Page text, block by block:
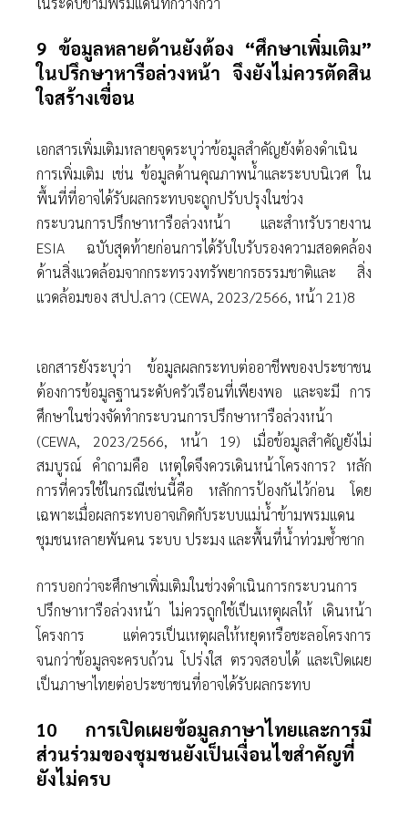
9 ข้อมูลหลายด้านยังต้อง “ศึกษาเพิ่มเติม”
ในปรึกษาหารือล่วงหน้า จึงยังไม่ควรตัดสิน
ใจสร้างเขื่อน
เอกสารเพิ่มเติมหลายจุดระบุว่าข้อมูลสําคัญยังต้องดําเนิน
การเพิ่มเติม เช่น ข้อมูลด้านคุณภาพนํ้าและระบบนิเวศ ใน
พื้นที่ที่อาจได้รับผลกระทบจะถูกปรับปรุงในช่วง
กระบวนการปรึกษาหารือล่วงหน้า และสําหรับรายงาน
ESIA ฉบับสุดท้ายก่อนการได้รับใบรับรองความสอดคล้อง
ด้านสิ่งแวดล้อมจากกระทรวงทรัพยากรธรรมชาติและ สิ่ง
แวดล้อมของ สปป.ลาว (CEWA, 2023/2566, หน้า 21)8
เอกสารยังระบุว่า ข้อมูลผลกระทบต่ออาชีพของประชาชน
ต้องการข้อมูลฐานระดับครัวเรือนที่เพียงพอ และจะมี การ
ศึกษาในช่วงจัดทํากระบวนการปรึกษาหารือล่วงหน้า
(CEWA, 2023/2566, หน้า 19) เมื่อข้อมูลสําคัญยังไม่
สมบูรณ์ คําถามคือ เหตุใดจึงควรเดินหน้าโครงการ? หลัก
การที่ควรใช้ในกรณีเช่นนี้คือ หลักการป้องกันไว้ก่อน โดย
เฉพาะเมื่อผลกระทบอาจเกิดกับระบบแม่นํ้าข้ามพรมแดน
ชุมชนหลายพันคน ระบบ ประมง และพื้นที่นํ้าท่วมซํ้าซาก
การบอกว่าจะศึกษาเพิ่มเติมในช่วงดําเนินการกระบวนการ
ปรึกษาหารือล่วงหน้า ไม่ควรถูกใช้เป็นเหตุผลให้ เดินหน้า
โครงการ แต่ควรเป็นเหตุผลให้หยุดหรือชะลอโครงการ
จนกว่าข้อมูลจะครบถ้วน โปร่งใส ตรวจสอบได้ และเปิดเผย
เป็นภาษาไทยต่อประชาชนที่อาจได้รับผลกระทบ
10 การเปิดเผยข้อมูลภาษาไทยและการมี
ส่วนร่วมของชุมชนยังเป็นเงื่อนไขสําคัญที่
ยังไม่ครบ